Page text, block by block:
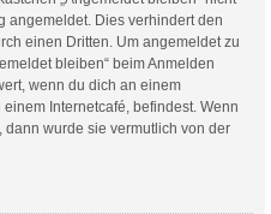
angemeldet. Dies verhindert den
einen Dritten. Um angemeldet zu
bleiben“ beim Anmelden
wenn du dich an einem
Internetcafé, befindest. Wenn
dann wurde sie vermutlich von der